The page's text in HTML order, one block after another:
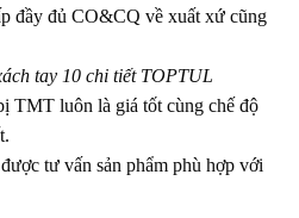
đầy đủ CO&CQ về xuất xứ cũng
tay 10 chi tiết TOPTUL
TMT luôn là giá tốt cùng chế độ
tư vấn sản phẩm phù hợp với